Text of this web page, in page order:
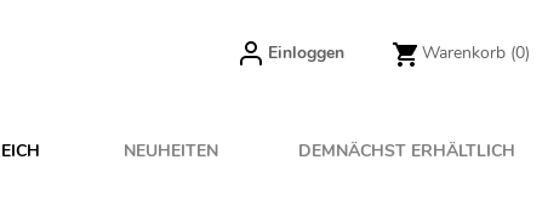
Einloggen Warenkorb (0)
NEUHEITEN DEMNÄCHST ERHÄLTLICH